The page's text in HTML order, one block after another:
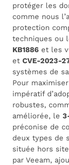
protéger les
comme nous
protection
techniques ou
KB1886 et les
et CVE-2023-
systèmes de
Pour
impératif
robustes,
améliorée, le
préconise de
deux types de
située hors
par Veeam,